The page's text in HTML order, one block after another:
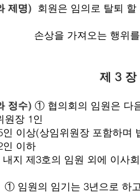
제명) 회원은 임의로 탈퇴
행위를 하였을 때
제 3 장
정수) ① 협의회의 임원은 다
1인
임위원장 포함하며 법
하
의 임원 외에 이사회의
① 임원의 임기는 3년으로 하